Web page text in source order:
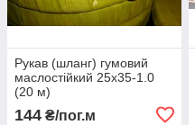
Рукав (шланг) гумовий
маслостійкий 25х35-1.0
(20 м)
144 ₴/пог.м